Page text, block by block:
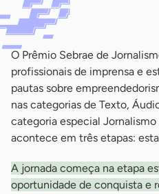
O Prêmio Sebrae de
profissionais de imprensa e
pautas sobre
nas categorias de Texto,
categoria especial
acontece em três etapas:
A jornada começa na etapa
oportunidade de conquista e